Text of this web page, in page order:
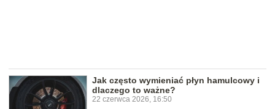
Jak często wymieniać płyn hamulcowy i
dlaczego to ważne?
22 czerwca 2026, 16:50